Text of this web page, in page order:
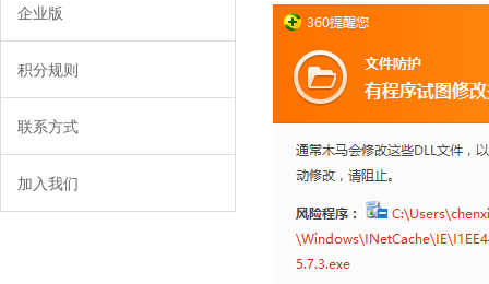
企业版
积分规则
联系方式
加入我们